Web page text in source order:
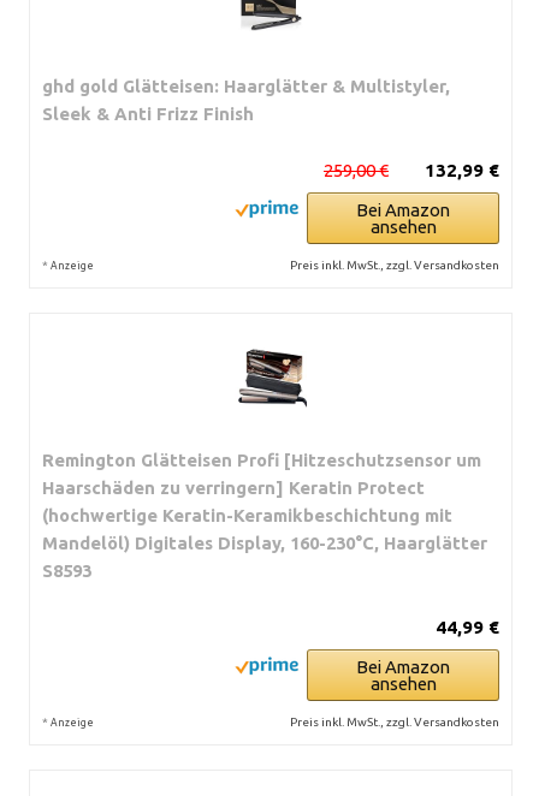
ghd gold Glätteisen: Haarglätter & Multistyler,
Sleek & Anti Frizz Finish
132,99 €
259,00 €
Bei Amazon
ansehen
* Anzeige Preis inkl. MwSt., zzgl. Versandkosten
Remington Glätteisen Profi [Hitzeschutzsensor um
Haarschäden zu verringern] Keratin Protect
(hochwertige Keratin-Keramikbeschichtung mit
Mandelöl) Digitales Display, 160-230°C, Haarglätter
S8593
44,99 €
Bei Amazon
ansehen
* Anzeige Preis inkl. MwSt., zzgl. Versandkosten